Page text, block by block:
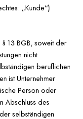
„Kunde“)
13 BGB, soweit der
nicht
beruflichen
ist Unternehmer
Person oder
Abschluss des
selbständigen